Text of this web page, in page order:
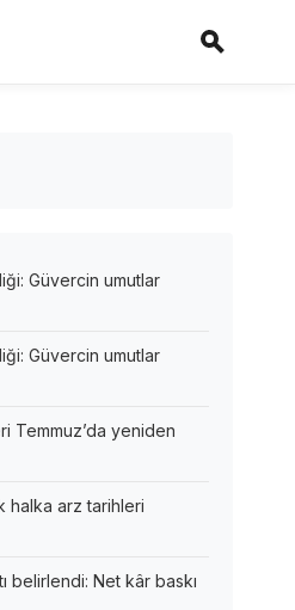
Güvercin umutlar
Güvercin umutlar
Temmuz’da yeniden
halka arz tarihleri
belirlendi: Net kâr baskı